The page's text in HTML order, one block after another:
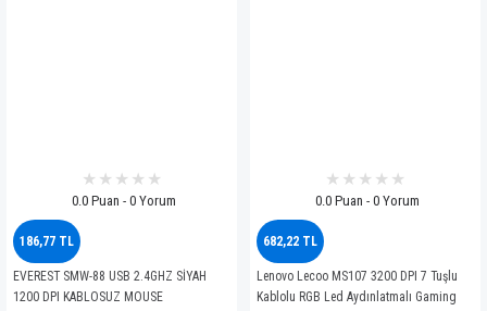
0.0 Puan - 0 Yorum
186,77 TL
EVEREST SMW-88 USB 2.4GHZ SİYAH
1200 DPI KABLOSUZ MOUSE
0.0 Puan - 0 Yorum
682,22 TL
Lenovo Lecoo MS107 3200 DPI 7 Tuşlu
Kablolu RGB Led Aydınlatmalı Gaming